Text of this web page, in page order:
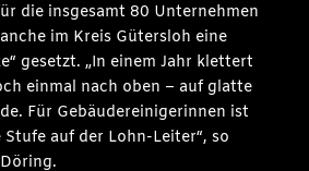
die insgesamt 80 Unternehmen
im Kreis Gütersloh eine
gesetzt. „In einem Jahr klettert
einmal nach oben – auf glatte
Für Gebäudereinigerinnen ist
auf der Lohn-Leiter“, so